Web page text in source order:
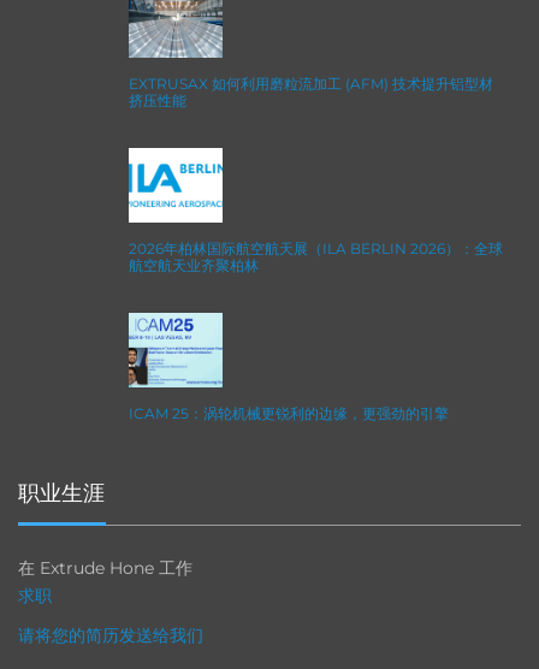
EXTRUSAX 如何利用磨粒流加工 (AFM) 技术提升铝型材
挤压性能
2026年柏林国际航空航天展（ILA BERLIN 2026）：全球
航空航天业齐聚柏林
ICAM 25：涡轮机械更锐利的边缘，更强劲的引擎
职业生涯
在 Extrude Hone 工作
求职
请将您的简历发送给我们